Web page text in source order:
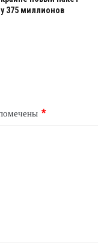
375 миллионов
*